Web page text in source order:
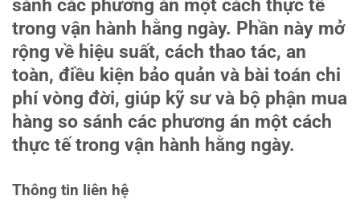
sánh các phương án một cách thực tế
trong vận hành hằng ngày. Phần này mở
rộng về hiệu suất, cách thao tác, an
toàn, điều kiện bảo quản và bài toán chi
phí vòng đời, giúp kỹ sư và bộ phận mua
hàng so sánh các phương án một cách
thực tế trong vận hành hằng ngày.
Thông tin liên hệ